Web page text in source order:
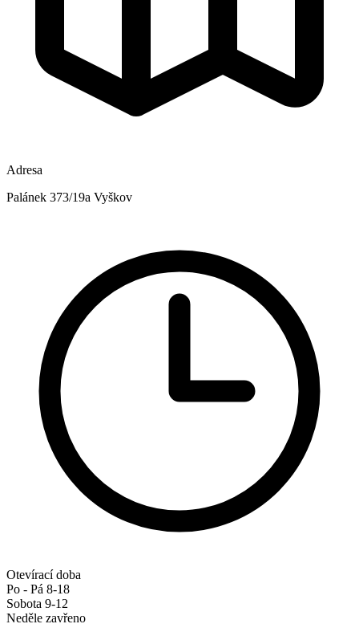
Adresa
Palánek 373/19a Vyškov
Otevírací doba
Po - Pá 8-18
Sobota 9-12
Neděle zavřeno